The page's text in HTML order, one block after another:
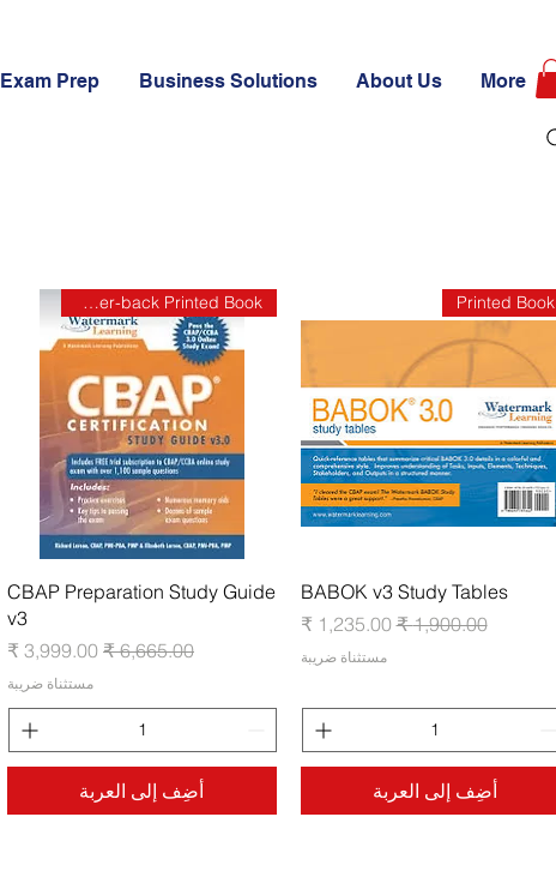
Exam Prep Business Solutions About Us More
العرض السريع
Printed Book
BABOK v3 Study Tables
سعر عادي‏1,900.00 ₹ سعر البيع‏1,235.00 ₹
مستثناة ضريبة
أضِف إلى العربة
العرض السريع
Paper-back Printed Book
CBAP Preparation Study Guide
v3
سعر عادي سعر البيع
مستثناة ضريبة
أضِف إلى العربة